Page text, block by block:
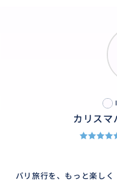
カリスマ
バリ旅行を、もっと楽しく